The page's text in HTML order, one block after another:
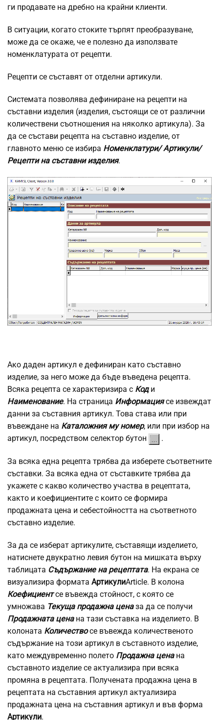
ги продавате на дребно на крайни клиенти.
В ситуации, когато стоките търпят преобразуване,
може да се окаже, че е полезно да използвате
номенклатурата от рецепти.
Рецепти се съставят от отделни артикули.
Системата позволява дефиниране на рецепти на
съставни изделия (изделия, състоящи се от различни
количествени съотношения на няколко артикула). За
да се състави рецепта на съставно изделие, от
главното меню се избира Номенклатури/ Артикули/
Рецепти на съставни изделия.
Ако даден артикул е дефиниран като съставно
изделие, за него може да бъде въведена рецепта.
Всяка рецепта се характеризира с Коди
Наименование. На страница Информациясе извеждат
данни за съставния артикул. Това става или при
въвеждане на Каталожния му номер, или при избор на
артикул, посредством селектор бутон
.
За всяка една рецепта трябва да изберете съответните
съставки. За всяка една от съставките трябва да
укажете с какво количество участва в рецептата,
както и коефициентите с които се формира
продажната цена и себестойността на съответното
съставно изделие.
За да се изберат артикулите, съставящи изделието,
натиснете двукратно левия бутон на мишката върху
таблицата Съдържание на рецептата. На екрана се
визуализира формата АртикулиArticle. В колона
Коефициентсе въвежда стойност, с която се
умножава Текуща продажна ценаза да се получи
Продажната цена на тази съставка на изделието. В
колоната Количествосе въвежда количественото
съдържание на този артикул в съставното изделие,
като междувременно полето Продажна ценана
съставното изделие се актуализира при всяка
промяна в рецептата. Получената продажна цена в
рецептата на съставния артикул актуализира
продажната цена на съставния артикул и във форма
Артикули.